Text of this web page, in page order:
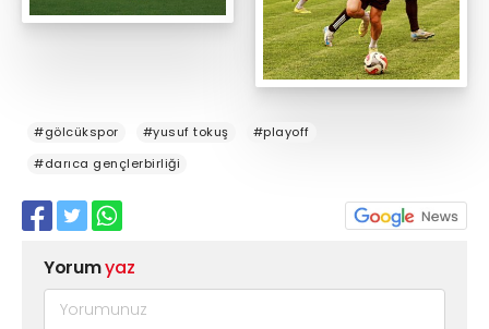
#gölcükspor #yusuf tokuş
#playoff
#darıca gençlerbirliği
Yorumyaz